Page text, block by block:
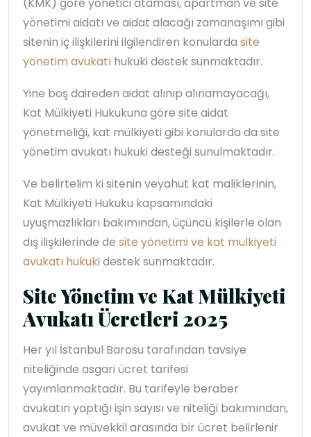
(KMK) göre yönetici ataması, apartman ve site
yönetimi aidatı ve aidat alacağı zamanaşımı gibi
sitenin iç ilişkilerini ilgilendiren konularda site
yönetim avukatı hukuki destek sunmaktadır.
Yine boş daireden aidat alınıp alınamayacağı,
Kat Mülkiyeti Hukukuna göre site aidat
yönetmeliği, kat mülkiyeti gibi konularda da site
yönetim avukatı hukuki desteği sunulmaktadır.
Ve belirtelim ki sitenin veyahut kat maliklerinin,
Kat Mülkiyeti Hukuku kapsamındaki
uyuşmazlıkları bakımından, üçüncü kişilerle olan
dış ilişkilerinde de site yönetimi ve kat mülkiyeti
avukatı hukukidestek sunmaktadır.
Site Yönetim ve Kat Mülkiyeti
Avukatı Ücretleri 2025
Her yıl İstanbul Barosu tarafından tavsiye
niteliğinde asgari ücret tarifesi
yayımlanmaktadır. Bu tarifeyle beraber
avukatın yaptığı işin sayısı ve niteliği bakımından,
avukat ve müvekkil arasında bir ücret belirlenir